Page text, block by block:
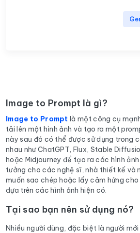
Image to Prompt là gì?
Image to Prompt là một công cụ
tải lên một hình ảnh và tạo ra một
này sau đó có thể được sử dụng trong
nhau như ChatGPT, Flux, Stable
hoặc Midjourney để tạo ra các hình
tưởng cho các nghệ sĩ, nhà thiết kế và
muốn sao chép hoặc lấy cảm hứng
dựa trên các hình ảnh hiện có.
Tại sao bạn nên sử dụng nó?
Nhiều người dùng, đặc biệt là người